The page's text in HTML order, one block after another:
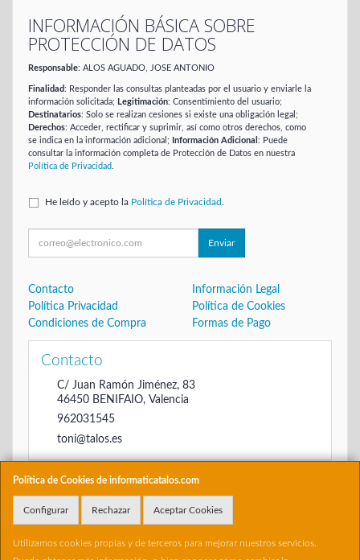
Política de Cookies de informaticatalos.com
Configurar Rechazar Aceptar Cookies
Utilizamos cookies propias y de terceros para mejorar nuestros servicios.
INFORMACIÓN BÁSICA SOBRE
PROTECCIÓN DE DATOS
Responsable: ALOS AGUADO, JOSE ANTONIO
Finalidad: Responder las consultas planteadas por el usuario y enviarle la
información solicitada; Legitimación: Consentimiento del usuario;
Destinatarios: Solo se realizan cesiones si existe una obligación legal;
Derechos: Acceder, rectificar y suprimir, así como otros derechos, como
se indica en la información adicional;
Información Adicional : Puede
consultar la información completa de Protección de Datos en nuestra
Política de Privacidad
He leído y acepto la Política de Privacidad
Enviar
Contacto
Información Legal
Política Privacidad
Política de Cookies
Condiciones de Compra
Formas de Pago
Contacto
C/ Juan Ramón Jiménez, 83
46450 BENIFAIO, Valencia
962031545
toni@talos.es
Horario
De 16:00 hasta las 20:30